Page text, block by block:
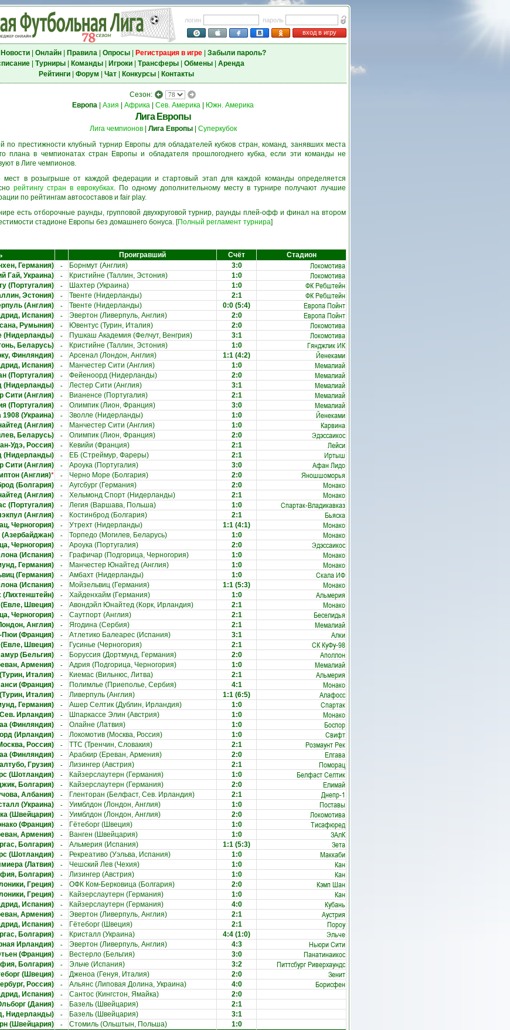
логин
пароль
вход в игру
Новости| Онлайн| Правила| Опросы| Регистрация в игре| Забыли пароль?
| Турниры| Команды| Игроки| Трансферы| Обмены| Аренда
Рейтинги| Форум Чат| Конкурсы| Контакты
Сезон:
Европа
Азия Африка Сев. Америка Южн. Америка
Лига Европы
Лига чемпионов| Лига Европы| Суперкубок
по престижности клубный турнир Европы для обладателей кубков стран, команд, занявших места
плана в чемпионатах стран Европы и обладателя прошлогоднего кубка, если эти команды не
в Лиге чемпионов.
мест в розыгрыше от каждой федерации и стартовый этап для каждой команды определяется
рейтингу стран в еврокубках. По одному дополнительному месту в турнире получают лучшие
по рейтингам автосоставов и fair play.
есть отборочные раунды, групповой двухкруговой турнир, раунды плей-офф и финал на втором
стадионе Европы без домашнего бонуса. [Полный регламент турнира]
Проигравший Счёт
Стадион
Германия) - Борнмут (Англия) 3:0 Локомотива
Гай, Украина) - Кристийне (Таллин, Эстония) 1:0 Локомотива
(Португалия) - Шахтер (Украина) 1:0 ФК Ребштейн
Эстония) - Твенте (Нидерланды) 2:1 ФК Ребштейн
(Англия) - Твенте (Нидерланды) 0:0 (5:4) Европа Пойнт
Испания) - Эвертон (Ливерпуль, Англия) 2:0 Европа Пойнт
Румыния) - Ювентус (Турин, Италия) 2:0 Локомотива
(Нидерланды) - Пушкаш Академия (Фелчут, Венгрия) 3:1 Локомотива
Беларусь) - Кристийне (Таллин, Эстония) 1:0 Гянджлик ИК
Финляндия) - Арсенал (Лондон, Англия) 1:1 (4:2) Йенеками
Испания) - Манчестер Сити (Англия) 1:0 Мемалиай
(Португалия) - Фейеноорд (Нидерланды) 2:0 Мемалиай
(Нидерланды) - Лестер Сити (Англия) 3:1 Мемалиай
Сити (Англия) - Вианенсе (Португалия) 2:1 Мемалиай
(Португалия) - Олимпик (Лион, Франция) 3:0 Мемалиай
1908 (Украина) - Зволле (Нидерланды) 1:0 Йенеками
(Англия) - Манчестер Сити (Англия) 1:0 Карвина
Беларусь) - Олимпик (Лион, Франция) 2:0 Эдэссаикос
Удэ, Россия) - Кевийи (Франция) 2:1 Лейси
(Нидерланды) - ЕБ (Стреймур, Фареры) 2:1 Иртыш
Сити (Англия) - Ароука (Португалия) 3:0 Афан Лидо
(Англия)* - Черно Море (Болгария) 2:0 Яношшоморья
(Болгария) - Аугсбург (Германия) 2:0 Монако
(Англия) - Хельмонд Спорт (Нидерланды) 2:1 Монако
(Португалия) - Легия (Варшава, Польша) 1:0 Спартак-Владикавказ
(Англия) - Костинброд (Болгария) 2:1 Бьяска
Черногория) - Утрехт (Нидерланды) 1:1 (4:1) Монако
- Торпедо (Могилев, Беларусь) 1:0 Монако
Черногория) - Ароука (Португалия) 2:0 Эдэссаикос
(Испания) - Графичар (Подгорица, Черногория) 1:0 Монако
Германия) - Манчестер Юнайтед (Англия) 1:0 Монако
(Германия) - Амбахт (Нидерланды) 1:0 Скала ИФ
(Испания) - Мойзельвиц (Германия) 1:1 (5:3) Монако
(Лихтенштейн) - Хайденхайм (Германия) 1:0 Альмерия
Швеция) - Авондэйл Юнайтед (Корк, Ирландия) 2:1 Монако
Черногория) - Саутпорт (Англия) 2:1 Беселидья
Англия) - Ягодина (Сербия) 2:1 Мемалиай
Пюи (Франция) - Атлетико Балеарес (Испания) 3:1 Алки
Швеция) - Гусинье (Черногория) 2:1 СК КуФу-98
(Бельгия) - Боруссия (Дортмунд, Германия) 2:0 Аполлон
Армения) - Адрия (Подгорица, Черногория) 1:0 Мемалиай
Италия) - Киемас (Вильнюс, Литва) 2:1 Альмерия
(Франция) - Полимлье (Приеполье, Сербия) 4:1 Монако
Италия) - Ливерпуль (Англия) 1:1 (6:5) Алафосс
Германия) - Ашер Селтик (Дублин, Ирландия) 1:0 Спартак
Ирландия) - Шпаркассе Элин (Австрия) 1:0 Монако
(Финляндия) - Олайне (Латвия) 1:0 Боспор
(Ирландия) - Локомотив (Москва, Россия) 1:0 Свифт
Россия) - ТТС (Тренчин, Словакия) 2:1 Розмаунт Рек
(Финляндия) - Арабкир (Ереван, Армения) 2:0 Елгава
Грузия) - Лизингер (Австрия) 2:1 Поморац
(Шотландия) - Кайзерслаутерн (Германия) 1:0 Белфаст Селтик
Болгария) - Кайзерслаутерн (Германия) 2:0 Елимай
Албания) - Гленторан (Белфаст, Сев. Ирландия) 2:1 Днепр-1
(Украина) - Уимблдон (Лондон, Англия) 1:0 Поставы
(Швейцария) - Уимблдон (Лондон, Англия) 2:0 Локомотива
(Франция) - Гётеборг (Швеция) 1:0 Тисафюред
Армения) - Ванген (Швейцария) 1:0 ЗАлК
Болгария) - Альмерия (Испания) 1:1 (5:3) Зета
(Шотландия) - Рекреативо (Уэльва, Испания) 1:0 Маккаби
(Латвия) - Чешский Лев (Чехия) 1:0 Кан
Болгария) - Лизингер (Австрия) 1:0 Кан
Греция) - ОФК Ком-Берковица (Болгария) 2:0 Кэмп Шан
Греция) - Кайзерслаутерн (Германия) 1:0 Кан
Испания) - Кайзерслаутерн (Германия) 4:0 Кубань
Армения) - Эвертон (Ливерпуль, Англия) 2:1 Аустрия
Испания) - Гётеборг (Швеция) 2:1 Пороу
Болгария) - Кристалл (Украина) 4:4 (1:0) Эльче
Ирландия) - Эвертон (Ливерпуль, Англия) 4:3 Ньюри Сити
(Франция) - Вестерло (Бельгия) 3:0 Панатинаикос
Болгария) - Эльче (Испания) 3:2 Питтсбург Риверхаундс
(Швеция) - Дженоа (Генуя, Италия) 2:0 Зенит
Россия) - Альянс (Липовая Долина, Украина) 4:0 Борисфен
Испания) - Сантос (Кингстон, Ямайка)
2:0
(Дания) - Базель (Швейцария)
2:1
Нидерланды) - Базель (Швейцария)
3:1
(Швейцария) - Стомиль (Ольштын, Польша) 1:0